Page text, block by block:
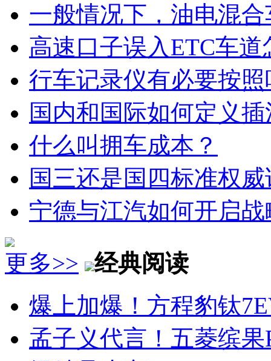
一般情况下，油电混
高速口子误入ETC车道
行车记录仪有必要按照
国内和国际如何定义
什么叫拥车成本？
国三还是国四标准权
宁德与江汽如何开启
更多>>
经典阅读
爆上加爆！方程豹钛
孟子义代言！五菱缤